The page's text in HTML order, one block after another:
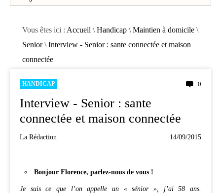
Vous êtes ici : Accueil \ Handicap \ Maintien à domicile \
Senior\ Interview - Senior : sante connectée et maison
connectée
HANDICAP 0
Interview - Senior : sante
connectée et maison connectée
La Rédaction 14/09/2015
Bonjour Florence, parlez-nous de vous !
Je suis ce que l’on appelle un « sénior », j’ai 58 ans.